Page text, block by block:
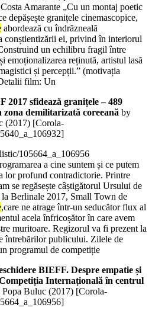
Amarante „Cu un montaj poetic
depășește granițele cinemascopice,
abordează cu îndrăzneală
conștientizării ei, privind în interiorul
un echilibru fragil între
emoționalizarea reținută, artistul lasă
și percepții.” (motivația
film: Un
2017 sfidează granițele – 489
zona demilitarizată coreeană by
(2017) [Corola-
105664_a_106956
a cine suntem și ce putem
lor profund contradictorie. Printre
se regăsește câștigătorul Ursului de
Berlinale 2017, Small Town de
,care ne atrage într-un seducător flux al
acela înfricoșător în care avem
muritoare. Regizorul va fi prezent la
întrebărilor publicului. Zilele de
programul de competiție
BIEFF. Despre empatie și
Internațională în centrul
Buluc (2017) [Corola-